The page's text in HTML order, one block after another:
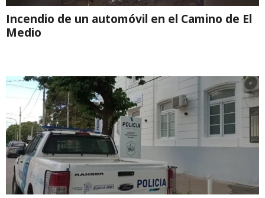
Incendio de un automóvil en el Camino de El
Medio